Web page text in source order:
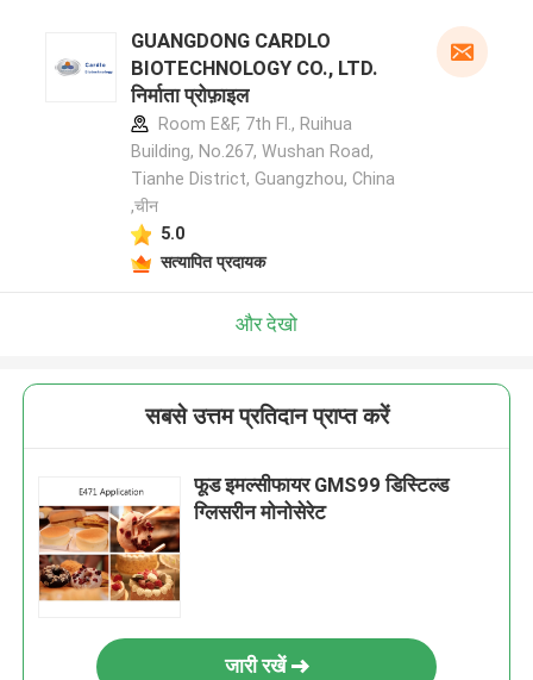
GUANGDONG CARDLO
BIOTECHNOLOGY CO., LTD.
निर्माता प्रोफ़ाइल
Room E&F, 7th Fl., Ruihua
Building, No.267, Wushan Road,
Tianhe District, Guangzhou, China
,चीन
5.0
सत्यापित प्रदायक
और देखो
सबसे उत्तम प्रतिदान प्राप्त करें
फूड इमल्सीफायर GMS99 डिस्टिल्ड
ग्लिसरीन मोनोसेरेट
जारी रखें